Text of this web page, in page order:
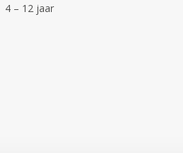
4 – 12 jaar